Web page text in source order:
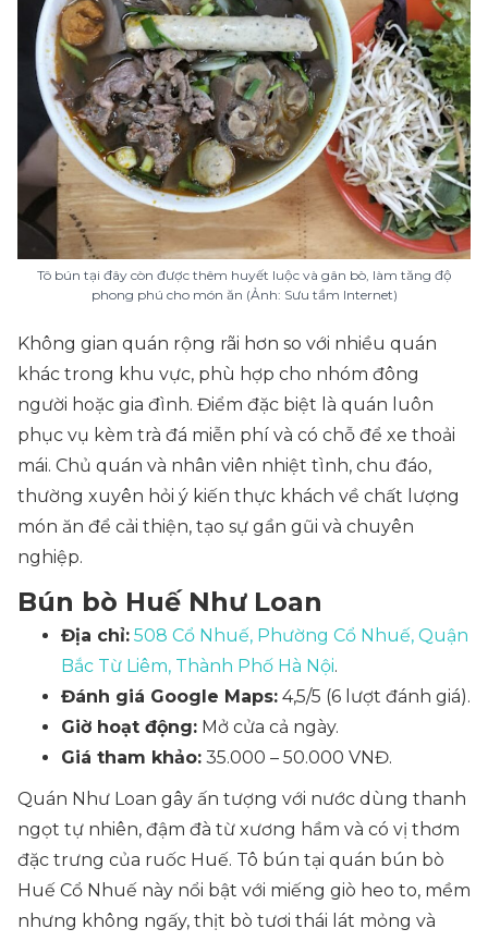
Tô bún tại đây còn được thêm huyết luộc và gân bò, làm tăng độ
phong phú cho món ăn (Ảnh: Sưu tầm Internet)
Không gian quán rộng rãi hơn so với nhiều quán
khác trong khu vực, phù hợp cho nhóm đông
người hoặc gia đình. Điểm đặc biệt là quán luôn
phục vụ kèm trà đá miễn phí và có chỗ để xe thoải
mái. Chủ quán và nhân viên nhiệt tình, chu đáo,
thường xuyên hỏi ý kiến thực khách về chất lượng
món ăn để cải thiện, tạo sự gần gũi và chuyên
nghiệp.
Bún bò Huế Như Loan
Địa chỉ: 508 Cổ Nhuế, Phường Cổ Nhuế, Quận
Bắc Từ Liêm, Thành Phố Hà Nội.
Đánh giá Google Maps: 4,5/5 (6 lượt đánh giá).
Giờ hoạt động: Mở cửa cả ngày.
Giá tham khảo: 35.000 – 50.000 VNĐ.
Quán Như Loan gây ấn tượng với nước dùng thanh
ngọt tự nhiên, đậm đà từ xương hầm và có vị thơm
đặc trưng của ruốc Huế. Tô bún tại quán bún bò
Huế Cổ Nhuế này nổi bật với miếng giò heo to, mềm
nhưng không ngấy, thịt bò tươi thái lát mỏng và